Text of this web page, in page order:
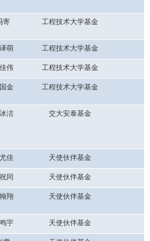
寄 工程技术大学基金
萌 工程技术大学基金
伟 工程技术大学基金
金 工程技术大学基金
洁 交大安泰基金
佳 天使伙伴基金
同 天使伙伴基金
翔 天使伙伴基金
宇 天使伙伴基金